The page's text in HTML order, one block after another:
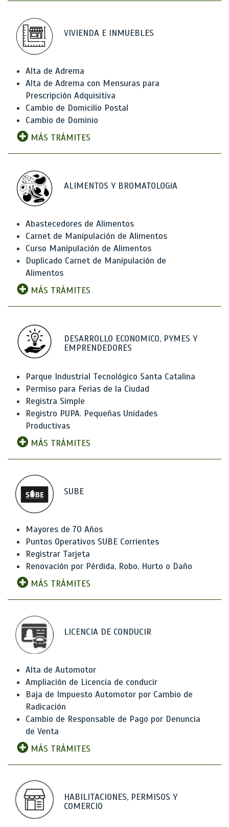
VIVIENDA E INMUEBLES
Alta de Adrema
Alta de Adrema con Mensuras para
Prescripción Adquisitiva
Cambio de Domicilio Postal
Cambio de Dominio
MÁS TRÁMITES
ALIMENTOS Y BROMATOLOGíA
Abastecedores de Alimentos
Carnet de Manipulación de Alimentos
Curso Manipulación de Alimentos
Duplicado Carnet de Manipulación de
Alimentos
MÁS TRÁMITES
DESARROLLO ECONOMICO, PYMES Y
EMPRENDEDORES
Parque Industrial Tecnológico Santa Catalina
Permiso para Ferias de la Ciudad
Registra Simple
Registro PUPA. Pequeñas Unidades
Productivas
MÁS TRÁMITES
SUBE
Mayores de 70 Años
Puntos Operativos SUBE Corrientes
Registrar Tarjeta
Renovación por Pérdida, Robo, Hurto o Daño
MÁS TRÁMITES
LICENCIA DE CONDUCIR
Alta de Automotor
Ampliación de Licencia de conducir
Baja de Impuesto Automotor por Cambio de
Radicación
Cambio de Responsable de Pago por Denuncia
de Venta
MÁS TRÁMITES
HABILITACIONES, PERMISOS Y
COMERCIO